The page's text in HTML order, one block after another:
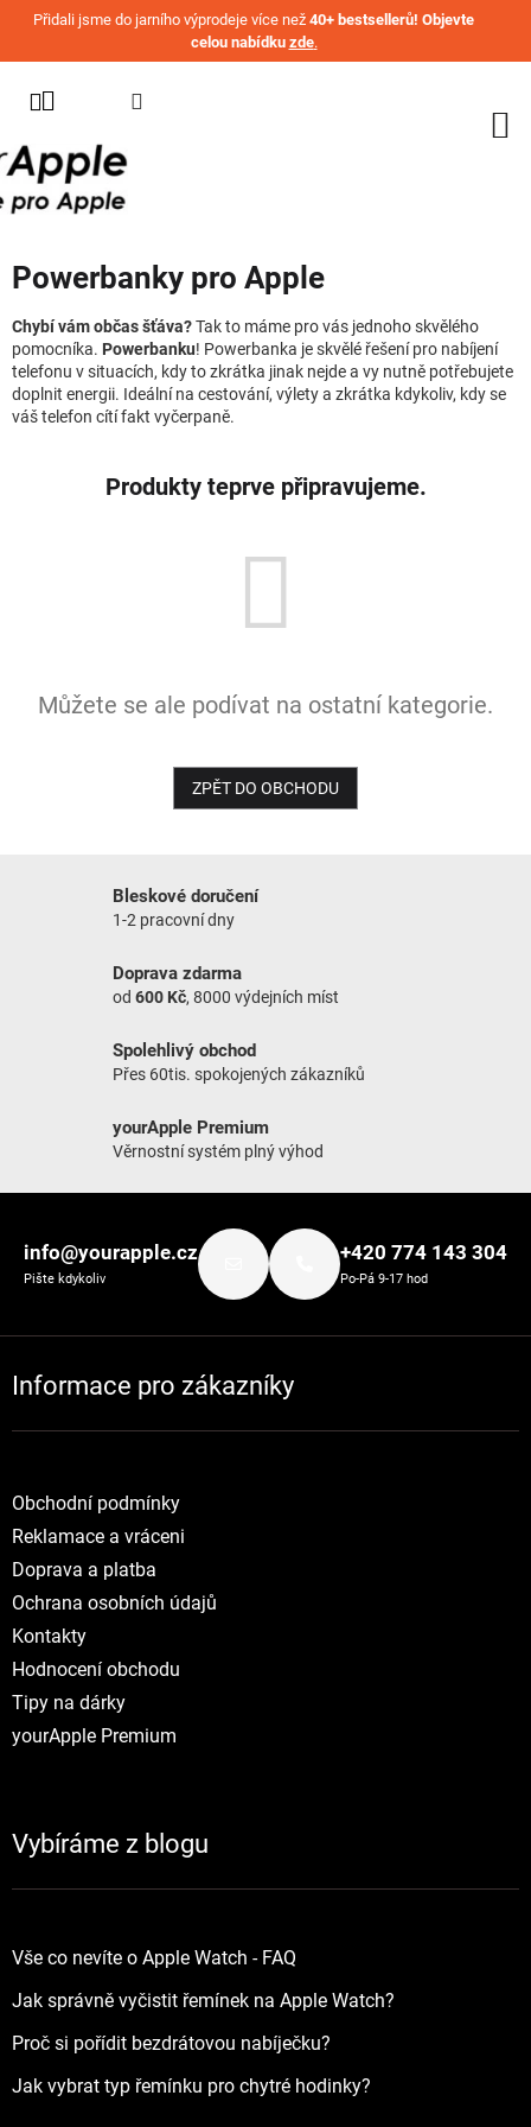
Přejít na obsah
Přidali jsme do jarního výprodeje více než 40+ bestsellerů! Objevte
celou nabídku zde.
IPHONE
MACBOOK
AIRPODS
AIRTAG
OSTATNÍ
Powerbanky pro Apple
Chybí vám občas šťáva?Tak to máme pro vás jednoho skvělého
pomocníka. Powerbanku! Powerbanka je skvělé řešení pro nabíjení
telefonu v situacích, kdy to zkrátka jinak nejde a vy nutně potřebujete
doplnit energii. Ideální na cestování, výlety a zkrátka kdykoliv, kdy se
váš telefon cítí fakt vyčerpaně.
Produkty teprve připravujeme.
Můžete se ale podívat na ostatní kategorie.
ZPĚT DO OBCHODU
Bleskové doručení
1-2 pracovní dny
Doprava zdarma
od 600 Kč, 8000 výdejních míst
Spolehlivý obchod
Přes 60tis. spokojených zákazníků
yourApple Premium
Věrnostní systém plný výhod
info@yourapple.cz
Pište kdykoliv
+420 774 143 304
Po-Pá 9-17 hod
Informace pro zákazníky
Obchodní podmínky
Reklamace a vráceni
Doprava a platba
Ochrana osobních údajů
Kontakty
Hodnocení obchodu
Tipy na dárky
yourApple Premium
Vybíráme z blogu
Vše co nevíte o Apple Watch - FAQ
Jak správně vyčistit řemínek na Apple Watch?
Proč si pořídit bezdrátovou nabíječku?
Jak vybrat typ řemínku pro chytré hodinky?